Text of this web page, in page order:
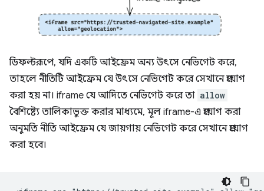
ডিফল্টরূপে, যদি একটি আইফ্রেম অন্য উৎসে নেভিগেট করে,
তাহলে নীতিটি আইফ্রেম যে উৎসে নেভিগেট করে সেখানে প্রয়োগ
করা হয় না। iframe যে আদিতে নেভিগেট করে তা allow
বৈশিষ্ট্যে তালিকাভুক্ত করার মাধ্যমে, মূল iframe-এ প্রয়োগ করা
অনুমতি নীতি আইফ্রেম যে জায়গায় নেভিগেট করে সেখানে প্রয়োগ
করা হবে।